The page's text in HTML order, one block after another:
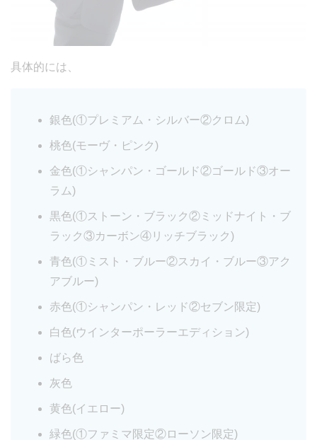
具体的には、
銀色(①プレミアム・シルバー②クロム)
桃色(モーヴ・ピンク)
金色(①シャンパン・ゴールド②ゴールド③オー
ラム)
黒色(①ストーン・ブラック②ミッドナイト・ブ
ラック③カーボン④リッチブラック)
青色(①ミスト・ブルー②スカイ・ブルー③アク
アブルー)
赤色(①シャンパン・レッド②セブン限定)
白色(ウインターポーラーエディション)
ばら色
灰色
黄色(イエロー)
緑色(①ファミマ限定②ローソン限定)